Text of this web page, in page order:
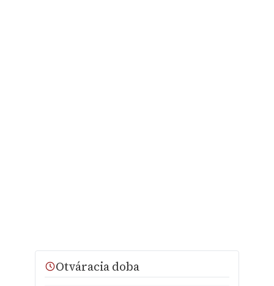
Otváracia doba